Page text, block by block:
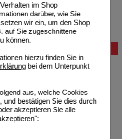
im Shop
darüber, wie Sie
wir ein, um den Shop
auf Sie zugeschnittene
können.
hierzu finden Sie in
bei dem Unterpunkt
aus, welche Cookies
und bestätigen Sie dies durch
akzeptieren Sie alle